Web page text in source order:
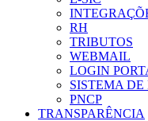
RH
TRIBUTOS
WEBMAIL
LOGIN
SISTEMA DE
PNCP
TRANSPARÊNCIA